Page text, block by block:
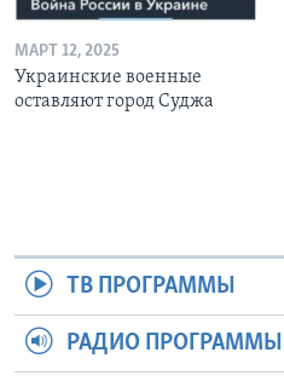
МАРТ 12, 2025
Украинские военные
оставляют город Суджа
ТВ ПРОГРАММЫ
РАДИО ПРОГРАММЫ